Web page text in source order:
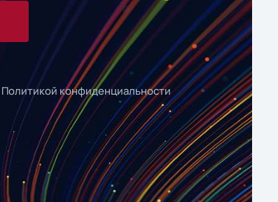
Политикой конфиденциальности